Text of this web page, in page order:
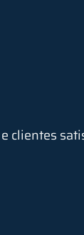
clientes